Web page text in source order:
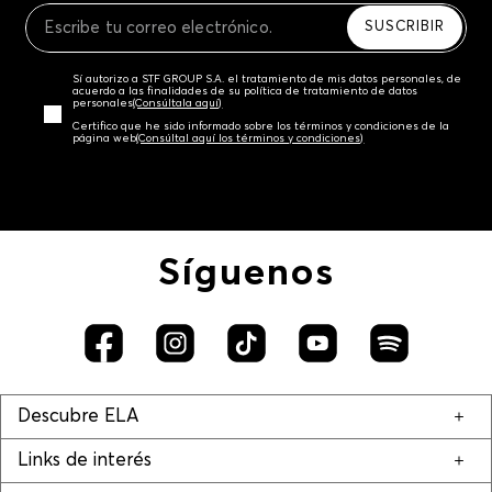
SUSCRIBIR
Sí autorizo a STF GROUP S.A. el tratamiento de mis datos personales, de
acuerdo a las finalidades de su política de tratamiento de datos
personales‎(Consúltala aquí)
Certifico que he sido informado sobre los términos y condiciones de la
página web‎(Consúltal aquí los términos y condiciones)
Síguenos
Descubre ELA
Links de interés